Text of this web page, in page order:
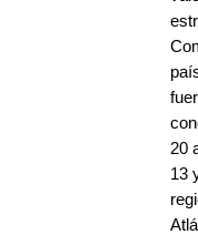
20
13